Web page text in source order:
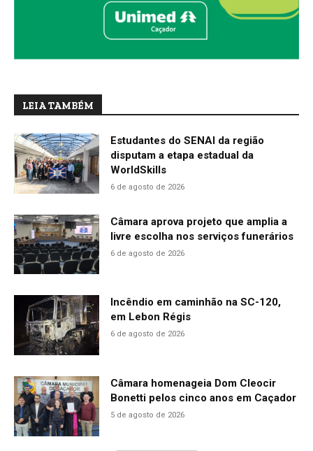
LEIA TAMBÉM
Estudantes do SENAI da região
disputam a etapa estadual da
WorldSkills
6 de agosto de 2026
Câmara aprova projeto que amplia a
livre escolha nos serviços funerários
6 de agosto de 2026
Incêndio em caminhão na SC-120,
em Lebon Régis
6 de agosto de 2026
Câmara homenageia Dom Cleocir
Bonetti pelos cinco anos em Caçador
5 de agosto de 2026